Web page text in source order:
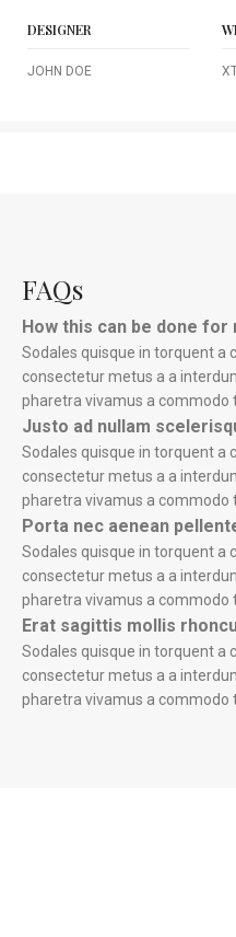
DESIGNER
JOHN DOE
FAQs
How this can be done for
Sodales quisque in torquent a
consectetur metus a a
pharetra vivamus a commodo
Justo ad nullam
Sodales quisque in torquent a
consectetur metus a a
pharetra vivamus a commodo
Porta nec aenean
Sodales quisque in torquent a
consectetur metus a a
pharetra vivamus a commodo
Erat sagittis mollis
Sodales quisque in torquent a
consectetur metus a a
pharetra vivamus a commodo